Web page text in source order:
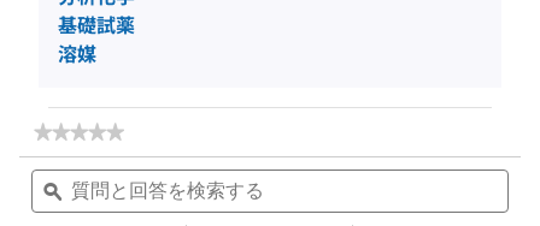
基礎試薬
溶媒
★★★★★
★★★★★
評
値
質
問
と
ϙ